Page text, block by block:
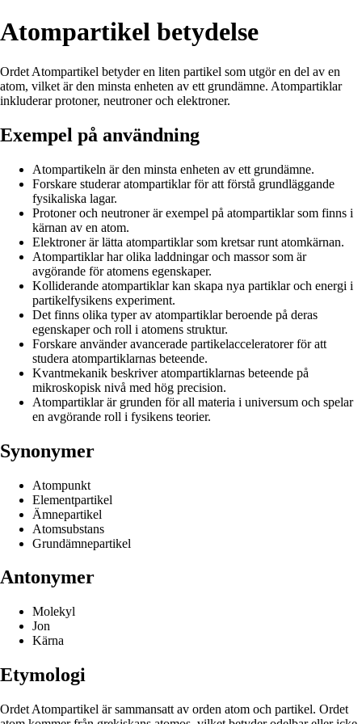
Atompartikel betydelse
Ordet Atompartikel betyder en liten partikel som utgör en del av en
atom, vilket är den minsta enheten av ett grundämne. Atompartiklar
inkluderar protoner, neutroner och elektroner.
Exempel på användning
Atompartikeln är den minsta enheten av ett grundämne.
Forskare studerar atompartiklar för att förstå grundläggande
fysikaliska lagar.
Protoner och neutroner är exempel på atompartiklar som finns i
kärnan av en atom.
Elektroner är lätta atompartiklar som kretsar runt atomkärnan.
Atompartiklar har olika laddningar och massor som är
avgörande för atomens egenskaper.
Kolliderande atompartiklar kan skapa nya partiklar och energi i
partikelfysikens experiment.
Det finns olika typer av atompartiklar beroende på deras
egenskaper och roll i atomens struktur.
Forskare använder avancerade partikelacceleratorer för att
studera atompartiklarnas beteende.
Kvantmekanik beskriver atompartiklarnas beteende på
mikroskopisk nivå med hög precision.
Atompartiklar är grunden för all materia i universum och spelar
en avgörande roll i fysikens teorier.
Synonymer
Atompunkt
Elementpartikel
Ämnepartikel
Atomsubstans
Grundämnepartikel
Antonymer
Molekyl
Jon
Kärna
Etymologi
Ordet Atompartikel är sammansatt av orden atom och partikel. Ordet